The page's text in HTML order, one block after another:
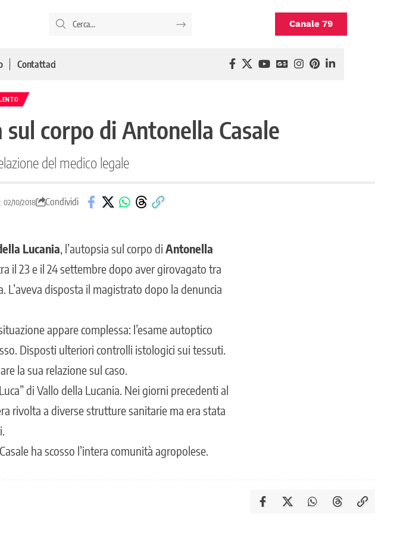
Canale 79
Contattaci
corpo di Antonella Casale
del medico legale
02/10/2018 Condividi
Lucania , l’autopsia sul corpo di Antonella
il 23 e il 24 settembre dopo aver girovagato tra
L’aveva disposta il magistrato dopo la denuncia
appare complessa: l’esame autoptico
Disposti ulteriori controlli istologici sui tessuti.
la sua relazione sul caso.
di Vallo della Lucania. Nei giorni precedenti al
rivolta a diverse strutture sanitarie ma era stata
ha scosso l’intera comunità agropolese.